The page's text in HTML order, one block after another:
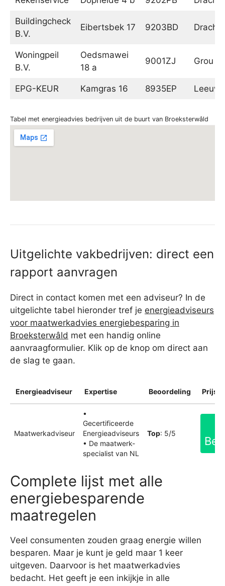
Buildingcheck
B.V.
Eibertsbek 17 9203BD
Woningpeil
B.V.
Oedsmawei
18 a
9001ZJ Grou
EPG-KEUR Kamgras 16 8935EP
Tabel met energieadvies bedrijven uit de buurt van Broeksterwâld
Uitgelichte vakbedrijven: direct een
rapport aanvragen
Direct in contact komen met een adviseur? In de
uitgelichte tabel hieronder tref je energieadviseurs
voor maatwerkadvies energiebesparing in
Broeksterwâld met een handig online
aanvraagformulier. Klik op de knop om direct aan
de slag te gaan.
Energieadviseur Expertise Beoordeling
Maatwerkadviseur
•
Gecertificeerde
Energieadviseurs
• De maatwerk-
specialist van NL
Top: 5/5
Complete lijst met alle
energiebesparende
maatregelen
Veel consumenten zouden graag energie willen
besparen. Maar je kunt je geld maar 1 keer
uitgeven. Daarvoor is het maatwerkadvies
bedacht. Het geeft je een inkijkje in alle